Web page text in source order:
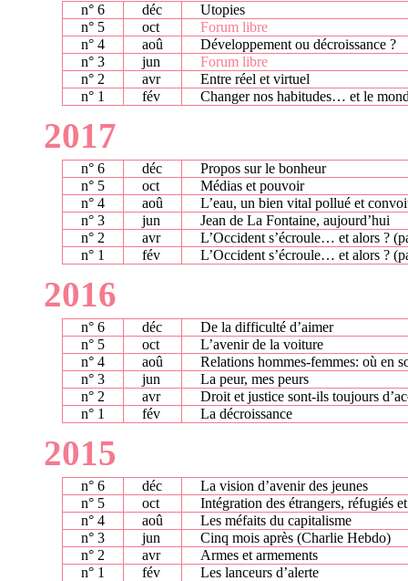
n° 6 déc
Utopies
n° 5
oct
Forum libre
n° 4
aoû
Développement ou décroissance ?
n° 3
jun
Forum libre
n° 2
avr
Entre réel et virtuel
n° 1
fév Changer nos habitudes… et le
2017
n° 6 déc
Propos sur le bonheur
n° 5
oct
Médias et pouvoir
n° 4
aoû
L’eau, un bien vital pollué et
n° 3
jun
Jean de La Fontaine, aujourd’hui
n° 2
avr
L’Occident s’écroule… et alors ?
n° 1
fév L’Occident s’écroule… et alors ?
2016
n° 6 déc
De la difficulté d’aimer
n° 5
oct
L’avenir de la voiture
n° 4
aoû
Relations hommes-femmes: où en
n° 3
jun
La peur, mes peurs
n° 2
avr
Droit et justice sont-ils toujours
n° 1
fév La décroissance
2015
n° 6 déc
La vision d’avenir des jeunes
n° 5
oct
Intégration des étrangers, réfugiés
n° 4
aoû
Les méfaits du capitalisme
n° 3
jun
Cinq mois après (Charlie Hebdo)
n° 2
avr
Armes et armements
n° 1
fév Les lanceurs d’alerte